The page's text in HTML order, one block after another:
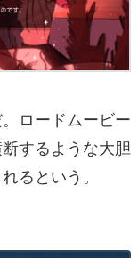
ロードムービー
するような大胆
るという。